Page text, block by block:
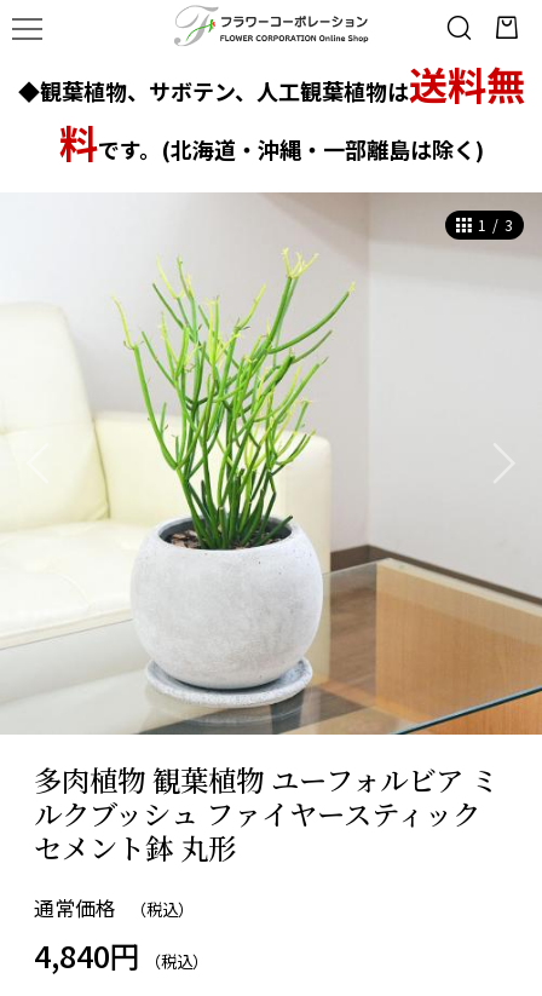
◆観葉植物、サボテン、人工観葉植物は送料無
料です。(北海道・沖縄・一部離島は除く)
1 / 3
多肉植物 観葉植物 ユーフォルビア ミ
ルクブッシュ ファイヤースティック
セメント鉢 丸形
通常価格 （税込）
4,840円 （税込）